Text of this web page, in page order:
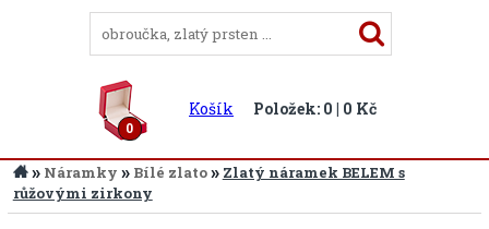
0
Košík Položek: 0 | 0 Kč
» Náramky » Bílé zlato» Zlatý náramek BELEM s
růžovými zirkony